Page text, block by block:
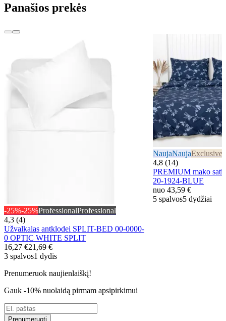
Panašios prekės
-25%-25%ProfessionalProfessional
4,3 (4)
Užvalkalas antklodei SPLIT-BED 00-0000-
0 OPTIC WHITE SPLIT
16,27 €21,69 €
3 spalvos1 dydis
NaujaNaujaExclusive
4,8 (14)
PREMIUM mako
20-1924-BLUE
nuo 43,59 €
5 spalvos5 dydžiai
Prenumeruok naujienlaiškį!
Gauk -10% nuolaidą pirmam apsipirkimui
Prenumeruoti